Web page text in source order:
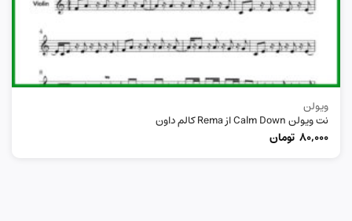
ویولن
نت ویولن Calm Down از Rema کالم داون
80,000 تومان